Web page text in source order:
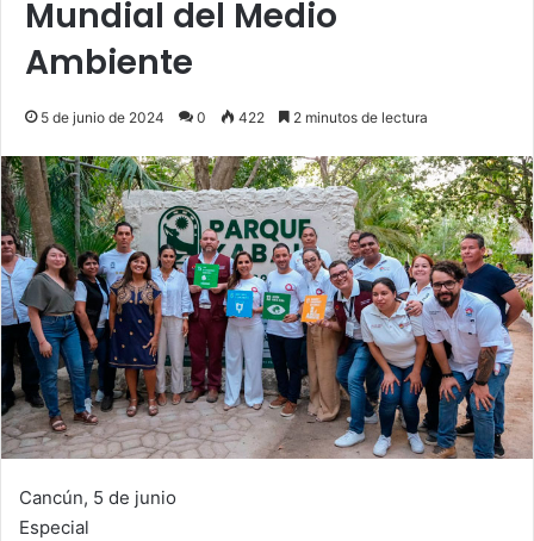
Mundial del Medio
Ambiente
5 de junio de 2024 0 422 2 minutos de lectura
Cancún, 5 de junio
Especial